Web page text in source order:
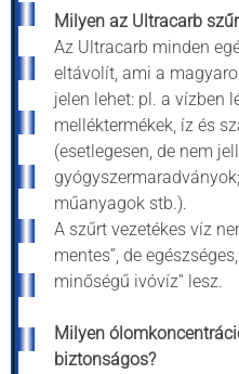
Milyen az Ultracarb
Az Ultracarb minden
eltávolít, ami a
jelen lehet: pl. a vízben
melléktermékek, íz és
(esetlegesen, de nem
műanyagok stb.).
A szűrt vezetékes víz
mentes”, de
minőségű ivóvíz” lesz.
Milyen
biztonságos?